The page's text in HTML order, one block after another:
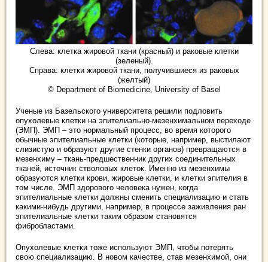
Слева: клетка жировой ткани (красный) и раковые клетки
(зеленый).
Справа: клетки жировой ткани, получившиеся из раковых
(желтый)
© Department of Biomedicine, University of Basel
Ученые из Базельского университета решили подловить
опухолевые клетки на эпителиально-мезенхимальном переходе
(ЭМП). ЭМП – это нормальный процесс, во время которого
обычные эпителиальные клетки (которые, например, выстилают
слизистую и образуют другие стенки органов) превращаются в
мезенхиму – ткань-предшественник других соединительных
тканей, источник стволовых клеток. Именно из мезенхимы
образуются клетки крови, жировые клетки, и клетки эпителия в
том числе. ЭМП здорового человека нужен, когда
эпителиальные клетки должны сменить специализацию и стать
какими-нибудь другими, например, в процессе заживления ран
эпителиальные клетки таким образом становятся
фибробластами.
Опухолевые клетки тоже используют ЭМП, чтобы потерять
свою специализацию. В новом качестве, став мезенхимой, они